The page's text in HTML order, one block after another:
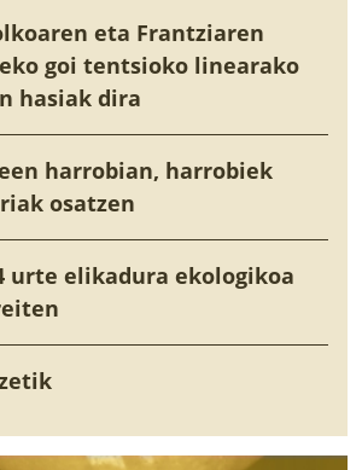
eta Frantziaren
goi tentsioko linearako
hasiak dira
harrobian, harrobiek
osatzen
urte elikadura ekologikoa